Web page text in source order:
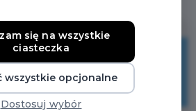
5%
ZNIŻKI
się na wszystkie
ciasteczka
wszystkie opcjonalne
Dostosuj wybór